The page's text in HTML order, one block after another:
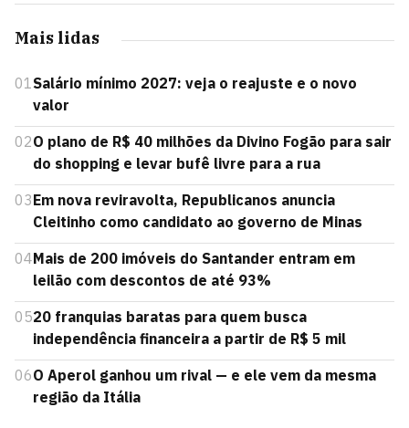
Mais lidas
01Salário mínimo 2027: veja o reajuste e o novo
valor
02O plano de R$ 40 milhões da Divino Fogão para sair
do shopping e levar bufê livre para a rua
03Em nova reviravolta, Republicanos anuncia
Cleitinho como candidato ao governo de Minas
04Mais de 200 imóveis do Santander entram em
leilão com descontos de até 93%
0520 franquias baratas para quem busca
independência financeira a partir de R$ 5 mil
06O Aperol ganhou um rival — e ele vem da mesma
região da Itália